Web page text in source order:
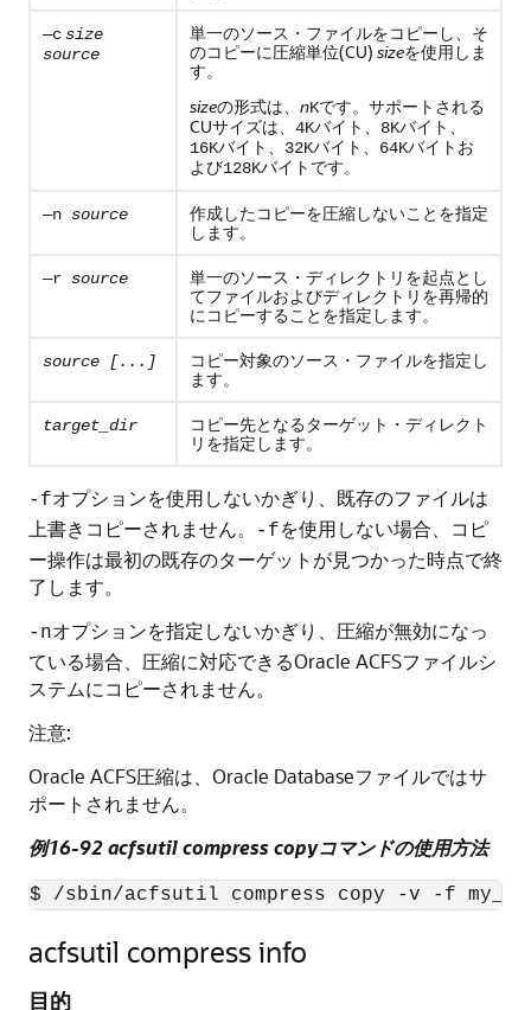
—csize
source
単一のソース・ファイルをコピーし、そ
のコピーに圧縮単位(CU) sizeを使用しま
す。
sizeの形式は、 nKです。サポートされる
CUサイズは、 4Kバイト、 8Kバイト、
16Kバイト、 32Kバイト、 64Kバイトお
よび128Kバイトです。
—n source
作成したコピーを圧縮しないことを指定
します。
—r source
単一のソース・ディレクトリを起点とし
てファイルおよびディレクトリを再帰的
にコピーすることを指定します。
source [...]
コピー対象のソース・ファイルを指定し
ます。
target_dir
コピー先となるターゲット・ディレクト
リを指定します。
-fオプションを使用しないかぎり、既存のファイルは
上書きコピーされません。
-fを使用しない場合、コピ
ー操作は最初の既存のターゲットが見つかった時点で終
了します。
-nオプションを指定しないかぎり、圧縮が無効になっ
ている場合、圧縮に対応できるOracle ACFSファイルシ
ステムにコピーされません。
注意:
Oracle ACFS圧縮は、Oracle Databaseファイルではサ
ポートされません。
例16-92 acfsutil compress copyコマンドの使用方法
$ /sbin/acfsutil compress copy -v -f
acfsutil compress info
目的